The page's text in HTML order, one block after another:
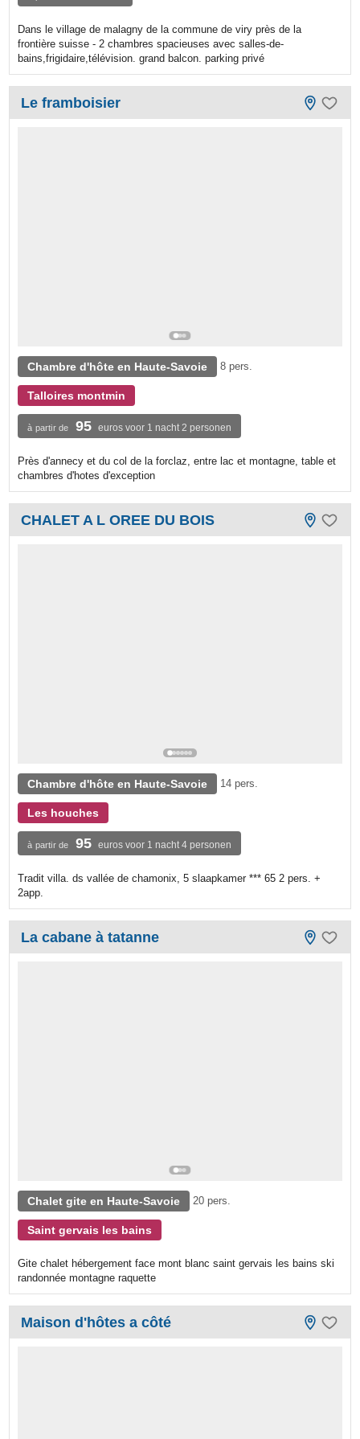
Dans le village de malagny de la commune de viry près de la
frontière suisse - 2 chambres spacieuses avec salles-de-
bains,frigidaire,télévision. grand balcon. parking privé
Le framboisier
Chambre d'hôte en Haute-Savoie 8 pers.
Talloires montmin
à partir de 95 euros voor 1 nacht 2 personen
Près d'annecy et du col de la forclaz, entre lac et montagne, table et
chambres d'hotes d'exception
CHALET A L OREE DU BOIS
Chambre d'hôte en Haute-Savoie 14 pers.
Les houches
à partir de 95 euros voor 1 nacht 4 personen
Tradit villa. ds vallée de chamonix, 5 slaapkamer *** 65 2 pers. +
2app.
La cabane à tatanne
Chalet gite en Haute-Savoie 20 pers.
Saint gervais les bains
Gite chalet hébergement face mont blanc saint gervais les bains ski
randonnée montagne raquette
Maison d'hôtes a côté